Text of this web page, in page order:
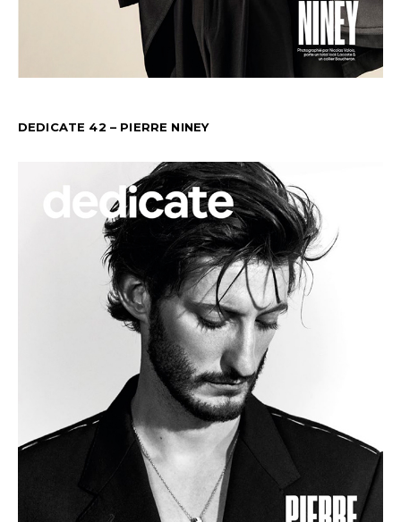
DEDICATE 42 – PIERRE NINEY